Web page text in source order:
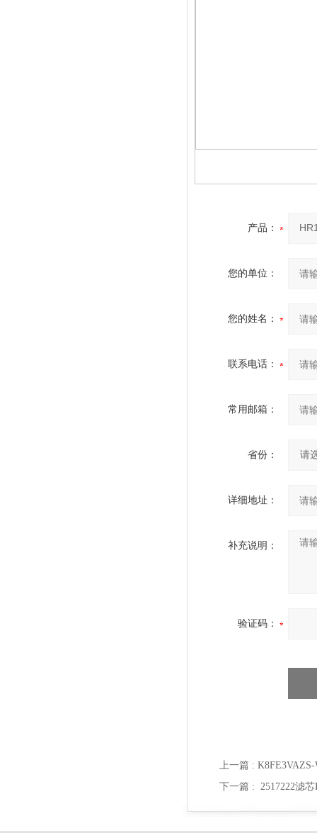
产品：
您的单位：
您的姓名：
联系电话：
常用邮箱：
省份：
详细地址：
补充说明：
验证码：
上一篇 :
下一篇 : 2517222滤